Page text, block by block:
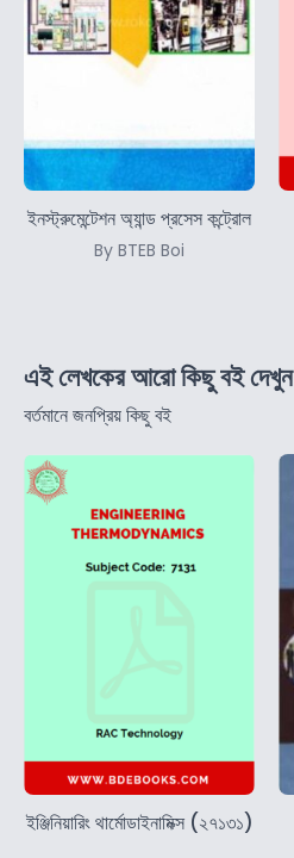
ইনস্ট্রুমেন্টেশন অ্যান্ড প্রসেস কন্ট্রোল
By BTEB Boi
এই লেখকের আরো কিছু বই দেখুন
বর্তমানে জনপ্রিয় কিছু বই
ইঞ্জিনিয়ারিং থার্মোডাইনামিক্স (২৭১৩১)